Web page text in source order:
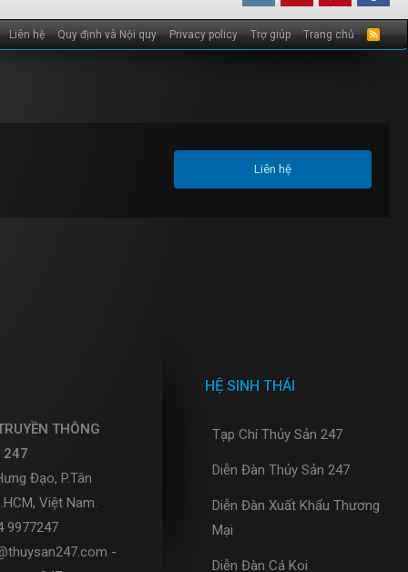
Liên hệ Quy định và Nội quy Privacy policy Trợ giúp Trang chủ
R
Liên hệ
THÔNG
247
Đạo, P.Tân
Việt Nam.
9977247
-
HỆ SINH THÁI
Tạp Chí Thủy Sản 247
Diễn Đàn Thủy Sản 247
Diễn Đàn Xuất Khẩu Thương
Mại
Diễn Đàn Cá Koi